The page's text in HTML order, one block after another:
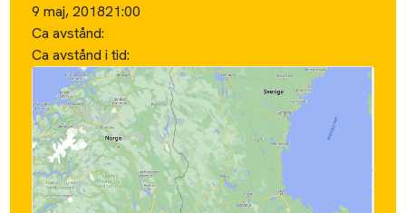
9 maj, 201821:00
Ca avstånd:
Ca avstånd i tid: